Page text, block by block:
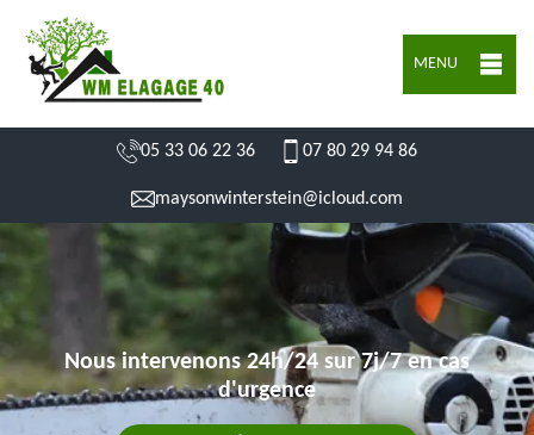
MENU
05 33 06 22 36 07 80 29 94 86
maysonwinterstein@icloud.com
Nous intervenons 24h/24 sur 7j/7 en cas
d'urgence